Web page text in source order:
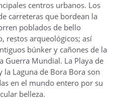
centros urbanos. Los
carreteras que bordean la
poblados de bello
restos arqueológicos; así
búnker y cañones de la
Guerra Mundial. La Playa de
la Laguna de Bora Bora son
en el mundo entero por su
belleza.